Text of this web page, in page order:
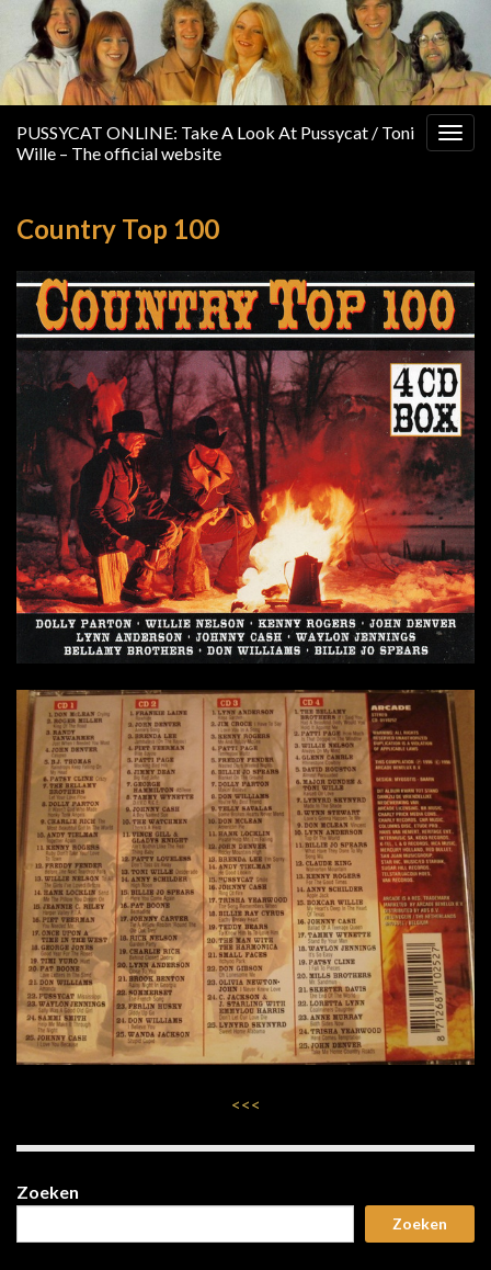
PUSSYCAT ONLINE: Take A Look At Pussycat / Toni
Wille – The official website
Country Top 100
<<<
Zoeken
Zoeken